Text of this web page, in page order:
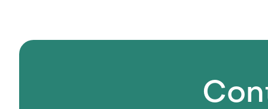
d’une sortie, … les occasions
semblent ne pas manquer.